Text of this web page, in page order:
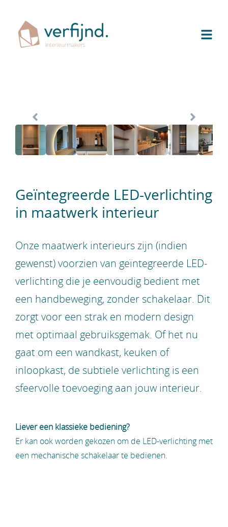
Geïntegreerde LED-verlichting
in maatwerk interieur
Onze maatwerk interieurs zijn (indien
gewenst) voorzien van geïntegreerde LED-
verlichting die je eenvoudig bedient met
een handbeweging, zonder schakelaar. Dit
zorgt voor een strak en modern design
met optimaal gebruiksgemak. Of het nu
gaat om een wandkast, keuken of
inloopkast, de subtiele verlichting is een
sfeervolle toevoeging aan jouw interieur.
Liever een klassieke bediening?
Er kan ook worden gekozen om de LED-verlichting met
een mechanische schakelaar te bedienen.